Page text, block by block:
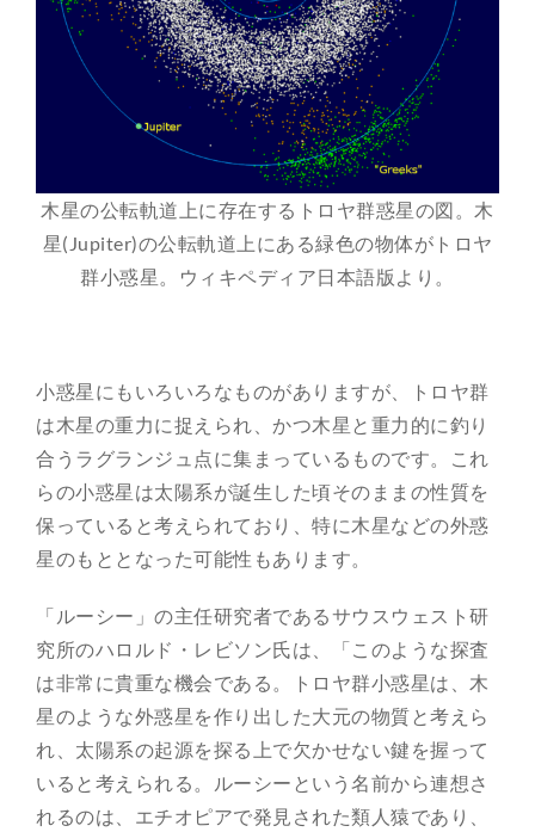
木星の公転軌道上に存在するトロヤ群惑星の図。木
星(Jupiter)の公転軌道上にある緑色の物体がトロヤ
群小惑星。ウィキペディア日本語版より。
小惑星にもいろいろなものがありますが、トロヤ群
は木星の重力に捉えられ、かつ木星と重力的に釣り
合うラグランジュ点に集まっているものです。これ
らの小惑星は太陽系が誕生した頃そのままの性質を
保っていると考えられており、特に木星などの外惑
星のもととなった可能性もあります。
「ルーシー」の主任研究者であるサウスウェスト研
究所のハロルド・レビソン氏は、「このような探査
は非常に貴重な機会である。トロヤ群小惑星は、木
星のような外惑星を作り出した大元の物質と考えら
れ、太陽系の起源を探る上で欠かせない鍵を握って
いると考えられる。ルーシーという名前から連想さ
れるのは、エチオピアで発見された類人猿であり、